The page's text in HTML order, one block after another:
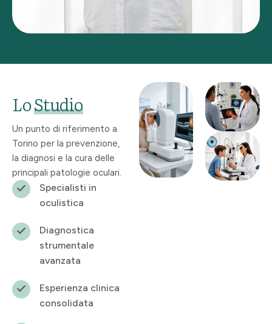
LoStudio
Un punto di riferimento a
Torino per la prevenzione,
la diagnosi e la cura delle
principali patologie oculari.
Specialisti in
oculistica
Diagnostica
strumentale
avanzata
Esperienza clinica
consolidata